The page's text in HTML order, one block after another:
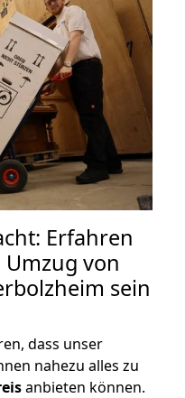
Erfahren
Umzug von
sein
dass unser
nahezu alles zu
anbieten können.